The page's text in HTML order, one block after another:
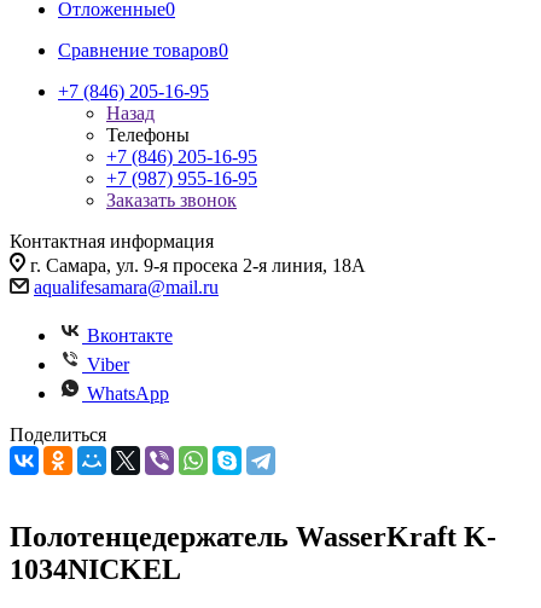
Отложенные0
Сравнение товаров0
+7 (846) 205-16-95
Назад
Телефоны
+7 (846) 205-16-95
+7 (987) 955-16-95
Заказать звонок
Контактная информация
г. Самара, ул. 9-я просека 2-я линия, 18А
aqualifesamara@mail.ru
Вконтакте
Viber
WhatsApp
Поделиться
Полотенцедержатель WasserKraft K-
1034NICKEL